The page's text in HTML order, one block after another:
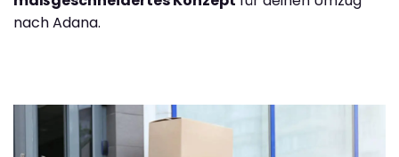
nach Adana.